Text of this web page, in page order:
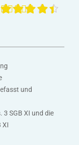
auf
und
SGB XI und die
XI